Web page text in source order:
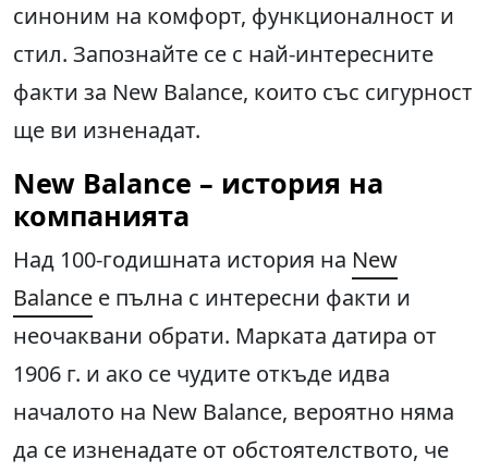
синоним на комфорт, функционалност и
стил. Запознайте се с най-интересните
факти за New Balance, които със сигурност
ще ви изненадат.
New Balance – история на
компанията
Над 100-годишната история на New
Balance е пълна с интересни факти и
неочаквани обрати. Марката датира от
1906 г. и ако се чудите откъде идва
началото на New Balance, вероятно няма
да се изненадате от обстоятелството, че